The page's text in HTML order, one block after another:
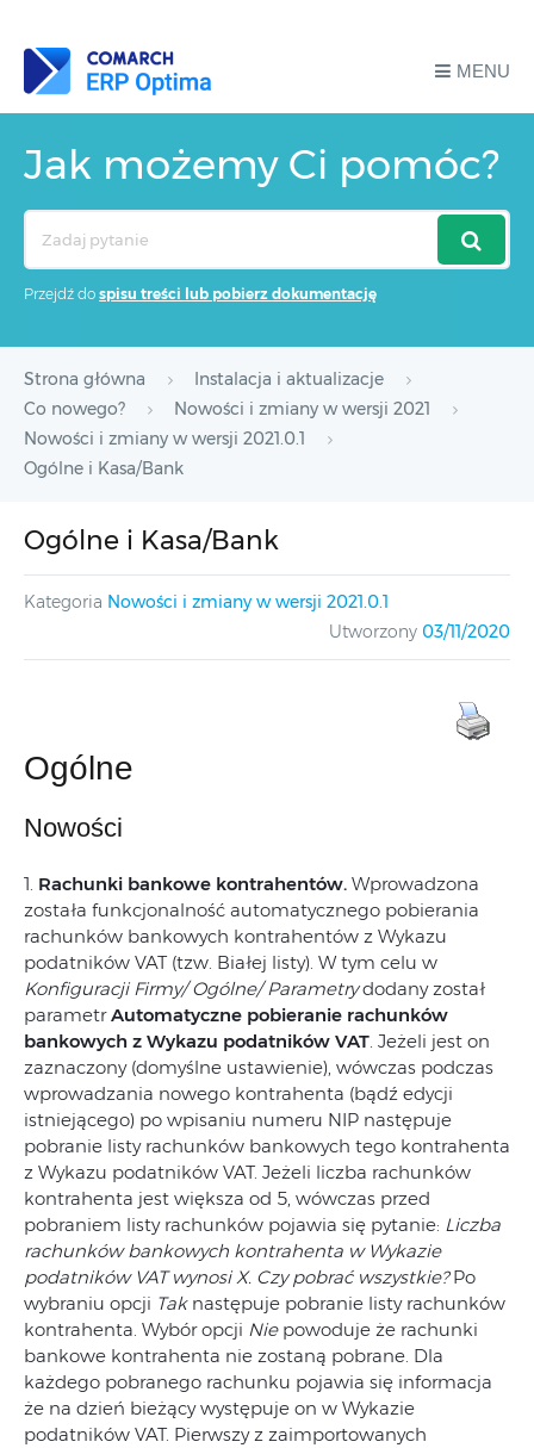
MENU
Jak możemy Ci pomóc?
Przejdź do spisu treści lub pobierz dokumentację
Strona główna
Instalacja i aktualizacje
Co nowego?
Nowości i zmiany w wersji 2021
Nowości i zmiany w wersji 2021.0.1
Ogólne i Kasa/Bank
Ogólne i Kasa/Bank
Kategoria Nowości i zmiany w wersji 2021.0.1
Utworzony 03/11/2020
Ogólne
Nowości
1. Rachunki bankowe kontrahentów. Wprowadzona
została funkcjonalność automatycznego pobierania
rachunków bankowych kontrahentów z Wykazu
podatników VAT (tzw. Białej listy). W tym celu w
Konfiguracji Firmy/ Ogólne/ Parametrydodany został
parametrAutomatyczne pobieranie rachunków
bankowych z Wykazu podatników VAT. Jeżeli jest on
zaznaczony (domyślne ustawienie), wówczas podczas
wprowadzania nowego kontrahenta (bądź edycji
istniejącego) po wpisaniu numeru NIP następuje
pobranie listy rachunków bankowych tego kontrahenta
z Wykazu podatników VAT. Jeżeli liczba rachunków
kontrahenta jest większa od 5, wówczas przed
pobraniem listy rachunków pojawia się pytanie: Liczba
rachunków bankowych kontrahenta w Wykazie
podatników VAT wynosi X. Czy pobrać wszystkie?Po
wybraniu opcji Taknastępuje pobranie listy rachunków
kontrahenta. Wybór opcji Niepowoduje że rachunki
bankowe kontrahenta nie zostaną pobrane. Dla
każdego pobranego rachunku pojawia się informacja
że na dzień bieżący występuje on w Wykazie
podatników VAT. Pierwszy z zaimportowanych